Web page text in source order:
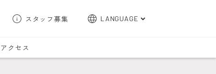
スタッフ募集 LANGUAGE
한국어
アクセス